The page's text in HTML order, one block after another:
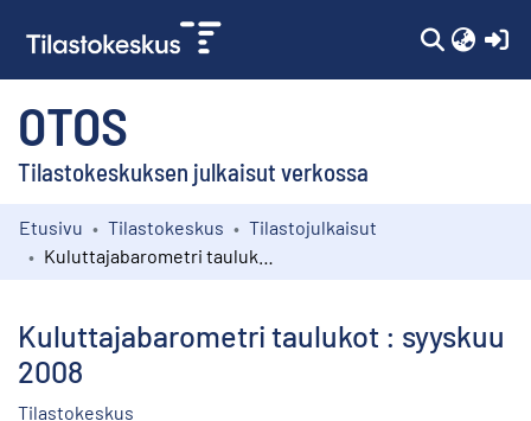
OTOS
Tilastokeskuksen julkaisut verkossa
Kokoelmat
Etusivu Tilastokeskus
Tilastojulkaisut
Kuluttajabarometri taulukot : syyskuu
2008
Tilastokeskus